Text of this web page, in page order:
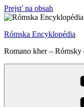
Prejsť na obsah
Rómska Encyklopédia
Romano kher – Rómsky